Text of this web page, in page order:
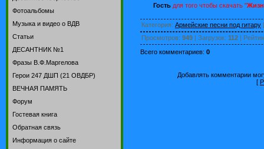
Фотоальбомы
Музыка и видео о ВДВ
Статьи
ДЕСАНТНИК №1
Фразы В.Ф.Маргелова
Герои 247 ДШП (21 ОВДБР)
ВЕЧНАЯ ПАМЯТЬ
Форум
Гостевая книга
Обратная связь
Информация о сайте
Гостьдля того чтобы скачать "
Категория: Армейские песни под гитару
Просмотров: 949 | Загрузок: 112 |
Всего комментариев: 0
Добавлять комментарии
[